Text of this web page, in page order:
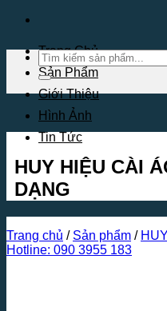
nội
dung
Trang Chủ
Sản Phẩm
Giới Thiệu
Hình Ảnh
Tin Tức
Tìm
kiếm:
HUY HIỆU CÀI
DẠNG
Trang chủ / Sản phẩm /
Hotline: 090 3955 183